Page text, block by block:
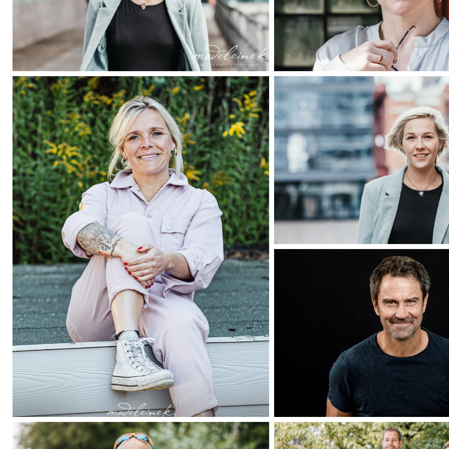
madeleinekrueger-
businessfotografie-
01
madeleinekrueger-
businessportrait-
07
madeleinekruegerfotografie-
madeleine-
krueger-
madeleinekrueger-
businessfotografie-